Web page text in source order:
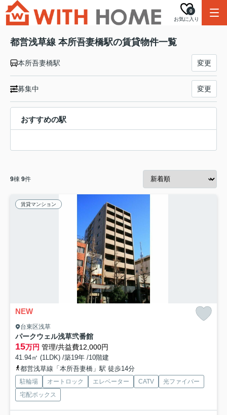
お気に入り
0
都営浅草線 本所吾妻橋駅の賃貸物件一覧
本所吾妻橋駅 変更
募集中 変更
おすすめの駅
9棟 9件
賃貸マンション
NEW
台東区浅草
パークウェル浅草弐番館
15万円 管理/共益費12,000円
41.94㎡ (1LDK) /築19年 /10階建
都営浅草線「本所吾妻橋」駅 徒歩14分
駐輪場 オートロック エレベーター CATV
光ファイバー
宅配ボックス